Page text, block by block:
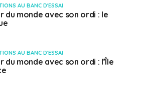
AU BANC D'ESSAI
du monde avec son ordi : le
AU BANC D'ESSAI
du monde avec son ordi : l’Île